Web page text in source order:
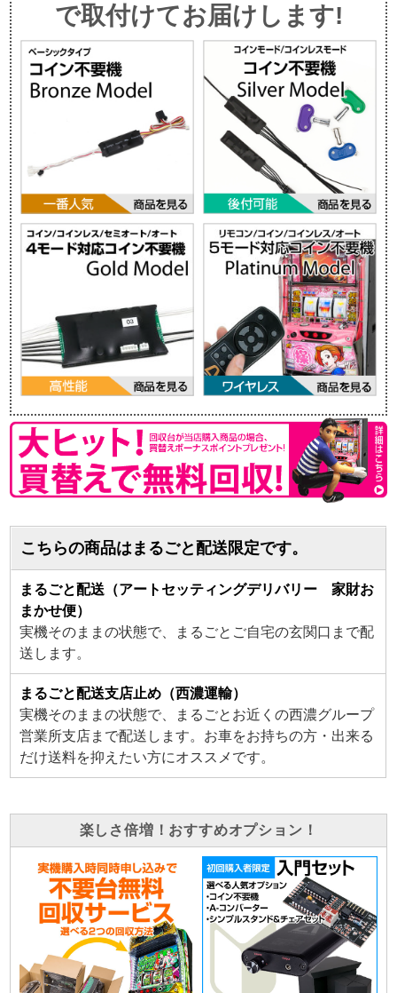
で取付けてお届けします!
こちらの商品はまるごと配送限定です。
まるごと配送（アートセッティングデリバリー 家財お
まかせ便）
実機そのままの状態で、まるごとご自宅の玄関口まで配
送します。
まるごと配送支店止め（西濃運輸）
実機そのままの状態で、まるごとお近くの西濃グループ
営業所支店まで配送します。お車をお持ちの方・出来る
だけ送料を抑えたい方にオススメです。
楽しさ倍増！おすすめオプション！